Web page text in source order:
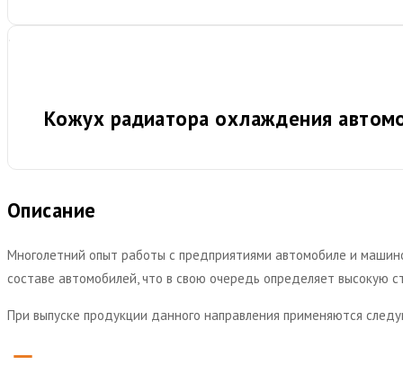
Кожух радиатора охлаждения
Описание
Многолетний опыт работы с предприятиями автомобиле и
составе автомобилей, что в свою очередь определяет высокую
При выпуске продукции данного направления применяются
remove